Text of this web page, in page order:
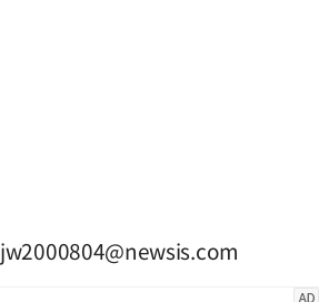
jw2000804@newsis.com